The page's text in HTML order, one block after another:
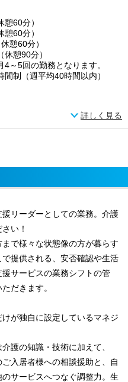
60分）
60分）
憩60分）
憩90分）
～5回の勤務となります。
制（週平均40時間以内）
詳しく見る
リーダーとしての業務。介護
い！
で様々な状態像の方が暮らす
提供される、安否確認や生活
サービスの業務シフトの管
だきます。
が独自に設定しているマネジ
護の知識・技術に加えて、
入居者様への相談援助と、自
サービスへつなぐ調整力。生